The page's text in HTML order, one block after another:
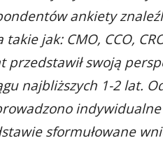
ankiety
jak: CMO, CCO,
przedstawił swoją
najbliższych 1-2 lat.
sformułowane